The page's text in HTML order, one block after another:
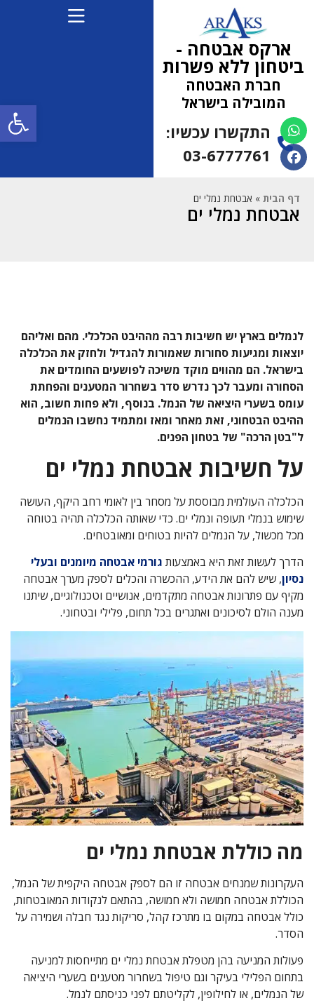
ארקס אבטחה -
ביטחון ללא פשרות
חברת האבטחה
המובילה בישראל
התקשרו עכשיו:
03-6777761
(למחפשי עבודה 052-
דף הבית » אבטחת נמלי ים
אבטחת נמלי ים
לנמלים בארץ יש חשיבות רבה מההיבט הכלכלי. מהם ואליהם
יוצאות ומגיעות סחורות שאמורות להגדיל ולחזק את הכלכלה
בישראל. הם מהווים מוקד משיכה לפושעים החומדים את
הסחורה ומעבר לכך נדרש סדר בשחרור המטענים והפחתת
עומס בשערי היציאה של הנמל. בנוסף, ולא פחות חשוב, הוא
ההיבט הבטחוני, זאת מאחר ומאז ומתמיד נחשבו הנמלים
ל"בטן הרכה" של בטחון הפנים.
על חשיבות אבטחת נמלי ים
הכלכלה העולמית מבוססת על מסחר בין לאומי רחב היקף, העושה
שימוש בנמלי תעופה ונמלי ים. כדי שאותה הכלכלה תהיה בטוחה
מכל מכשול, על הנמלים להיות בטוחים ומאובטחים.
הדרך לעשות זאת היא באמצעות גורמי אבטחה מיומנים ובעלי
נסיון, שיש להם את הידע, ההכשרה והכלים לספק מערך אבטחה
מקיף עם פתרונות אבטחה מתקדמים, אנושיים וטכנולוגיים, שיתנו
מענה הולם לסיכונים ואתגרים בכל תחום, פלילי ובטחוני.
מה כוללת אבטחת נמלי ים
העקרונות שמנחים אבטחה זו הם לספק אבטחה היקפית של הנמל,
הכוללת אבטחה חמושה ולא חמושה, בהתאם לנקודות המאובטחות,
כולל אבטחה במקום בו מתרכז קהל, סריקות נגד חבלה ושמירה על
הסדר.
פעולות המניעה בהן מטפלת אבטחת נמלי ים מתייחסות למניעה
בתחום הפלילי בעיקר וגם טיפול בשחרור מטענים בשערי היציאה
של הנמלים, או לחילופין, לקליטתם לפני כניסתם לנמל.